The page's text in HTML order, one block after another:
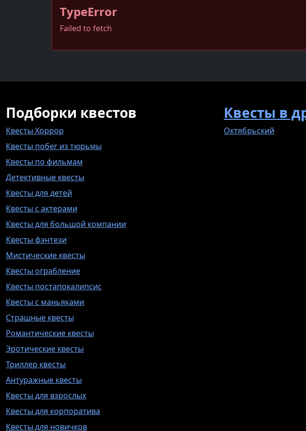
TypeError
Failed to fetch
Подборки квестов
Квесты Хоррор
Квесты побег из тюрьмы
Квесты по фильмам
Детективные квесты
Квесты для детей
Квесты с актерами
Квесты для большой компании
Квесты фэнтези
Мистические квесты
Квесты ограбление
Квесты постапокалипсис
Квесты с маньяками
Страшные квесты
Романтические квесты
Эротические квесты
Триллер квесты
Антуражные квесты
Квесты для взрослых
Квесты для корпоратива
Квесты для новичков
Квесты в
Октябрьский